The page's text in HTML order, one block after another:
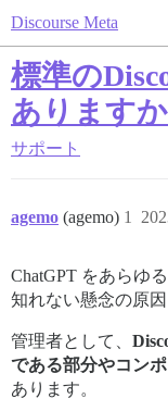
Discourse Meta
標準の
あります
サポート
agemo (agemo) 1
ChatGPT をあらゆ
知れない懸念の原因
管理者として、
である部分やコン
あります。